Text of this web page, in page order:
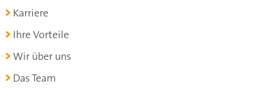
Karriere
Ihre Vorteile
Wir über uns
Das Team